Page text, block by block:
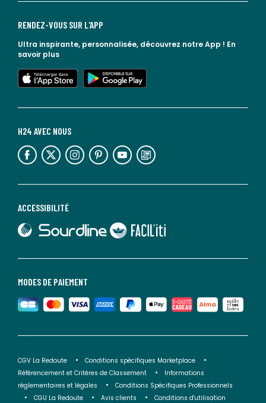
MODES DE PAIEMENT
ACCESSIBILITÉ
lien vers Sourdline
lien vers Faciliti
H24 AVEC NOUS
lien vers l'espace réseaux sociaux lien vers l'espace réseaux sociaux lien vers l'espace réseaux sociaux lien vers l'espace réseaux sociaux lien vers l'espace réseaux sociaux lien vers le blog la redoute
RENDEZ-VOUS SUR L'APP
Ultra inspirante, personnalisée, découvrez notre App ! En
savoir plus
lien vers l'app store
lien vers google play
CGV La Redoute
Conditions spécifiques Marketplace
Référencement et Critères de Classement
Informations
réglementaires et légales
Conditions Spécifiques Professionnels
CGU La Redoute
Avis clients Conditions d'utilisation